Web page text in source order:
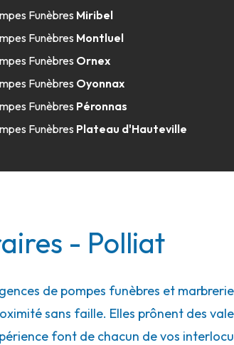
Funèbres Miribel
Funèbres Montluel
Funèbres Ornex
Funèbres Oyonnax
Funèbres Péronnas
Funèbres Plateau d'Hauteville
- Polliat
de pompes funèbres et
sans faille. Elles prônent des
font de chacun de vos